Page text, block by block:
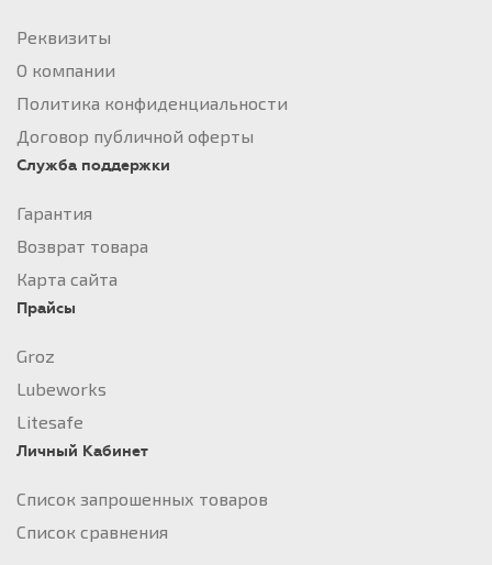
Реквизиты
О компании
Политика конфиденциальности
Договор публичной оферты
Служба поддержки
Гарантия
Возврат товара
Карта сайта
Прайсы
Groz
Lubeworks
Litesafe
Личный Кабинет
Список запрошенных товаров
Список сравнения